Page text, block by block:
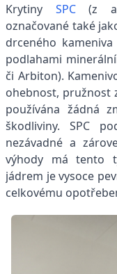
Krytiny SPC(z
označované také
drceného
podlahami
či Arbiton).
ohebnost, pružnost
používána žádná
škodliviny. SPC
nezávadné a
výhody má tento
jádrem je vysoce
celkovému